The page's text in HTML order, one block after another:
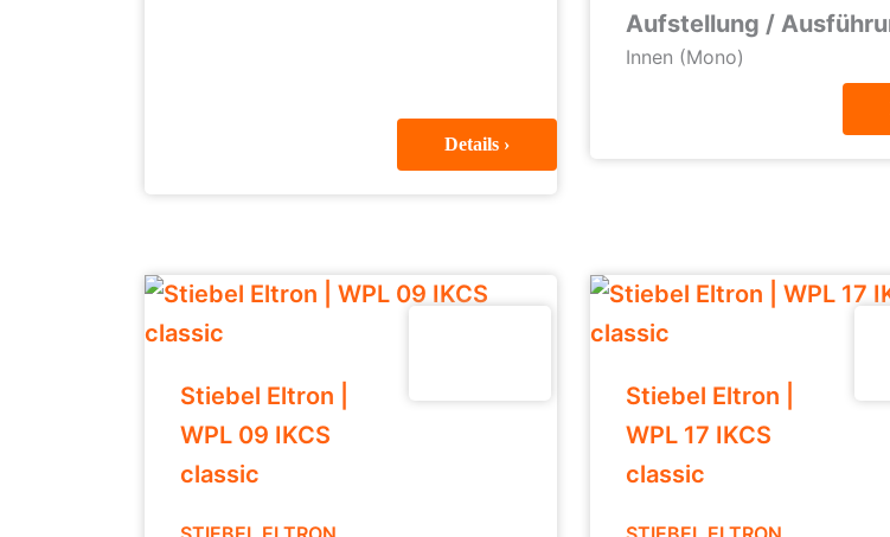
Details ›
Aufstellung /
Innen (Mono)
Stiebel Eltron |
WPL 09 IKCS
classic
Stiebel Eltron |
WPL 17 IKCS
classic